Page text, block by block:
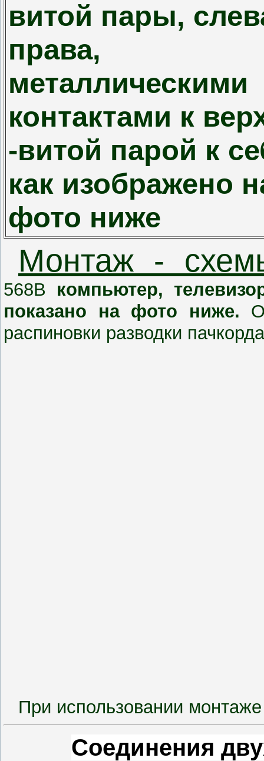
витой пары,
права,
металлическими
контактами к
-витой парой к
как изображено
фото ниже
Монтаж -
568B компьютер,
показано на фото ниже.
распиновки разводки
При использовании
Соединения